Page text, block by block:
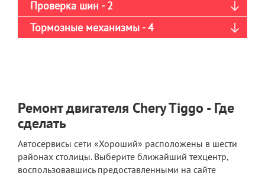
Проверка шин - 2
Тормозные механизмы - 4
Ремонт двигателя Chery Tiggo - Где
сделать
Автосервисы сети «Хороший» расположены в шести
районах столицы. Выберите ближайший техцентр,
воспользовавшись предоставленными на сайте